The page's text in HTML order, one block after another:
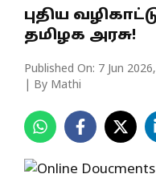
புதிய
தமிழக அரசு!
Published On: 7 Jun
| By Mathi